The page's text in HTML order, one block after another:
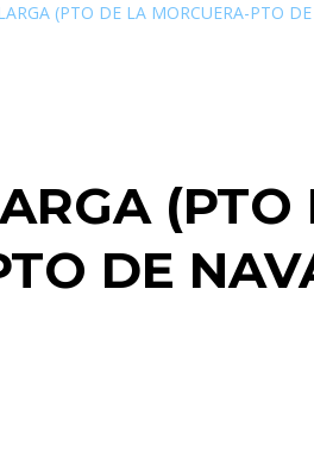
(PTO DE LA MORCUERA-PTO
(PTO
DE